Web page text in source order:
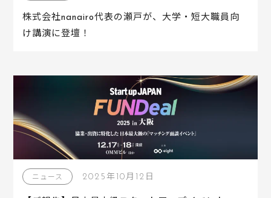
株式会社nanairo代表の瀬戸が、大学・短大職員向
け講演に登壇！
ニュース 2025年10月12日